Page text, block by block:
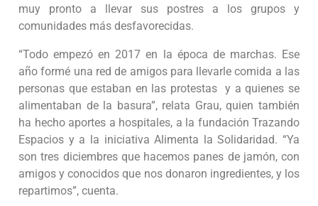
muy pronto a llevar sus postres a los grupos y
comunidades más desfavorecidas.
“Todo empezó en 2017 en la época de marchas. Ese
año formé una red de amigos para llevarle comida a las
personas que estaban en las protestas y a quienes se
alimentaban de la basura”, relata Grau, quien también
ha hecho aportes a hospitales, a la fundación Trazando
Espacios y a la iniciativa Alimenta la Solidaridad. “Ya
son tres diciembres que hacemos panes de jamón, con
amigos y conocidos que nos donaron ingredientes, y los
repartimos”, cuenta.